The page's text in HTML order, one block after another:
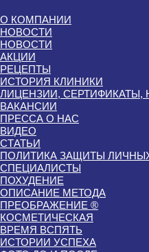
О КОМПАНИИ
НОВОСТИ
НОВОСТИ
АКЦИИ
РЕЦЕПТЫ
ИСТОРИЯ КЛИНИКИ
ЛИЦЕНЗИИ, СЕРТИФИКАТЫ,
ВАКАНСИИ
ПРЕССА О НАС
ВИДЕО
СТАТЬИ
ПОЛИТИКА ЗАЩИТЫ
СПЕЦИАЛИСТЫ
ПОХУДЕНИЕ
ОПИСАНИЕ МЕТОДА
ПРЕОБРАЖЕНИЕ ®
КОСМЕТИЧЕСКАЯ
ВРЕМЯ ВСПЯТЬ
ИСТОРИИ УСПЕХА